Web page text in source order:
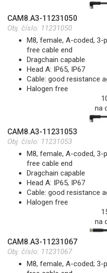
CAM8.A3-11231050
Obj. číslo: 11231050
M8, female, A-coded, 3-
free cable end
Dragchain capable
Head A: IP65, IP67
Cable: good resistance
Halogen free
na
CAM8.A3-11231053
Obj. číslo: 11231053
M8, female, A-coded, 3-
free cable end
Dragchain capable
Head A: IP65, IP67
Cable: good resistance
Halogen free
na
CAM8.A3-11231067
Obj. číslo: 11231067
M8, female, A-coded; 3-